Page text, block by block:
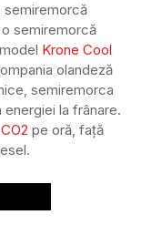
semiremorcă
semiremorcă
Krone Cool
olandeză
semiremorca
la frânare.
CO2 pe oră, față